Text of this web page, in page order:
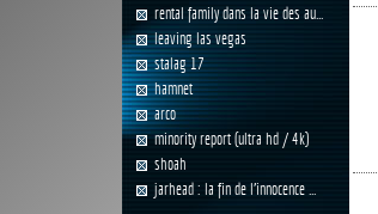
rental family dans la vie des au...
leaving las vegas
stalag 17
hamnet
arco
minority report (ultra hd / 4k)
shoah
jarhead : la fin de l'innocence ...